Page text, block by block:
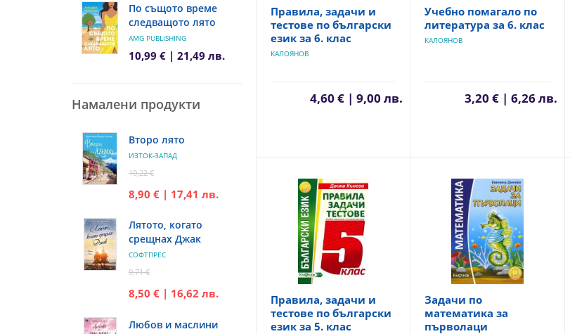
По същото време
следващото лято
AMG PUBLISHING
10,99 € | 21,49 лв.
Намалени продукти
Второ лято
ИЗТОК-ЗАПАД
10,22 €
8,90 € | 17,41 лв.
Лятото, когато
срещнах Джак
СОФТПРЕС
9,71 €
8,50 € | 16,62 лв.
Любов и маслини
Правила, задачи и
тестове по български
език за 6. клас
КАЛОЯНОВ
4,60 € | 9,00 лв.
Учебно помагало по
литература за 6. клас
КАЛОЯНОВ
3,20 € | 6,26 лв.
Правила, задачи и
тестове по български
език за 5. клас
Задачи по
математика за
първолаци